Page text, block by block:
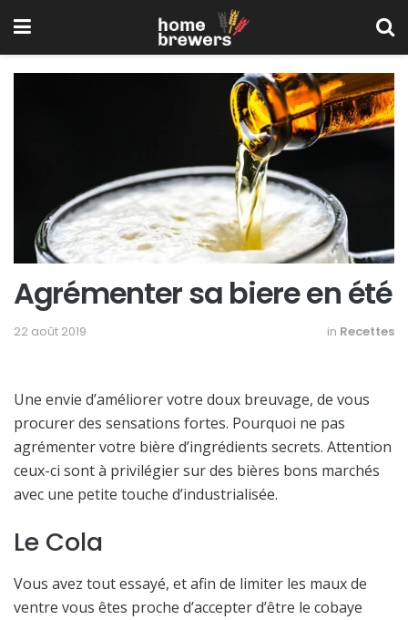
Agrémenter sa biere en été
22 août 2019 in Recettes
Une envie d’améliorer votre doux breuvage, de vous
procurer des sensations fortes. Pourquoi ne pas
agrémenter votre bière d’ingrédients secrets. Attention
ceux-ci sont à privilégier sur des bières bons marchés
avec une petite touche d’industrialisée.
Le Cola
Vous avez tout essayé, et afin de limiter les maux de
ventre vous êtes proche d’accepter d’être le cobaye